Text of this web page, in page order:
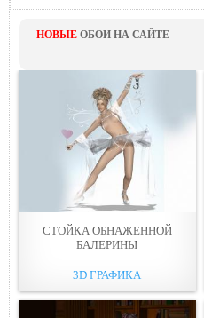
НОВЫЕ ОБОИ НА САЙТЕ
СТОЙКА ОБНАЖЕННОЙ
БАЛЕРИНЫ
3D ГРАФИКА